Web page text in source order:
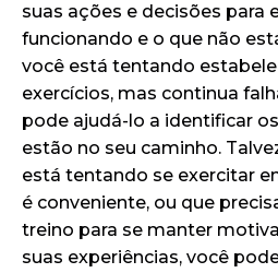
suas ações e decisões para
funcionando e o que não
você está tentando
exercícios, mas continua
pode ajudá-lo a identificar
estão no seu caminho.
está tentando se exercitar
é conveniente, ou que
treino para se manter
suas experiências, você